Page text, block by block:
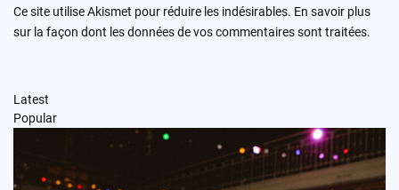
Ce site utilise Akismet pour réduire les indésirables. En savoir plus
sur la façon dont les données de vos commentaires sont traitées.
Latest
Popular